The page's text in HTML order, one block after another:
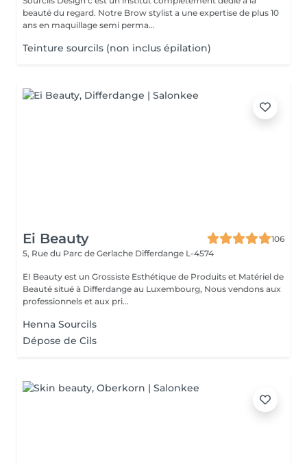
beauté du regard. Notre Brow stylist a une expertise de plus 10
ans en maquillage semi perma...
Teinture sourcils (non inclus épilation)
Ei Beauty
106
5, Rue du Parc de Gerlache Differdange L-4574
EI Beauty est un Grossiste Esthétique de Produits et Matériel de
Beauté situé à Differdange au Luxembourg, Nous vendons aux
professionnels et aux pri...
Henna Sourcils
Dépose de Cils